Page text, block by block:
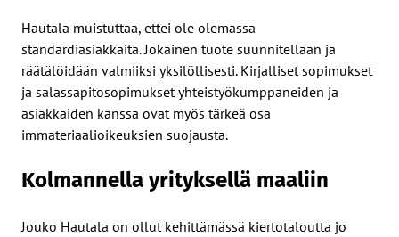
Hautala muistuttaa, ettei ole olemassa
standardiasiakkaita. Jokainen tuote suunnitellaan ja
räätälöidään valmiiksi yksilöllisesti. Kirjalliset sopimukset
ja salassapitosopimukset yhteistyökumppaneiden ja
asiakkaiden kanssa ovat myös tärkeä osa
immateriaalioikeuksien suojausta.
Kolmannella yrityksellä maaliin
Jouko Hautala on ollut kehittämässä kiertotaloutta jo